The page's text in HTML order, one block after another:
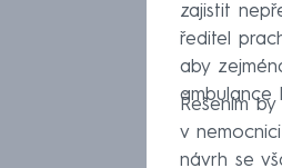
zajistit
ředitel
aby
ambulance
Řešením
v
návrh se